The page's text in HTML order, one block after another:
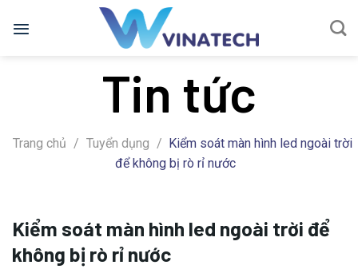
qua
Tin tức
Trang chủ / Tuyển dụng / Kiểm soát màn hình led ngoài trời
để không bị rò rỉ nước
Kiểm soát màn hình led ngoài trời để
không bị rò rỉ nước